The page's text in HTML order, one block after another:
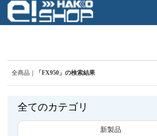
全商品 「FX950」の検索結果
全てのカテゴリ
新製品